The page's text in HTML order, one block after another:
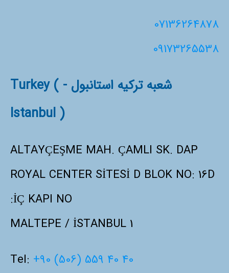
07136264878
09173265538
شعبه ترکیه استانبول - Turkey (
Istanbul )
ALTAYÇEŞME MAH. ÇAMLI SK. DAP
ROYAL CENTER SİTESİ D BLOK NO: 16D
İÇ KAPI NO:
1 MALTEPE / İSTANBUL
Tel: +90 (506) 559 40 40